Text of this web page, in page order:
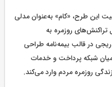
این طرح، «کام» به‌عنوان مدلی
تراکنش‌های روزمره به
در قالب بیمه‌نامه طراحی
شبکه پرداخت و خدمات
روزمره مردم وارد می‌کند.